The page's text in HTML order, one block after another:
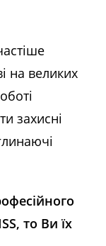
на великих
захисні
то Ви їх